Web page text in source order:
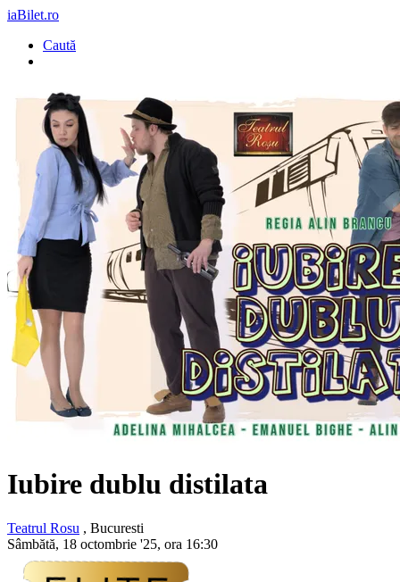
iaBilet.ro
Caută
Iubire dublu distilata
Teatrul Rosu , Bucuresti
Sâmbătă, 18 octombrie '25, ora 16:30